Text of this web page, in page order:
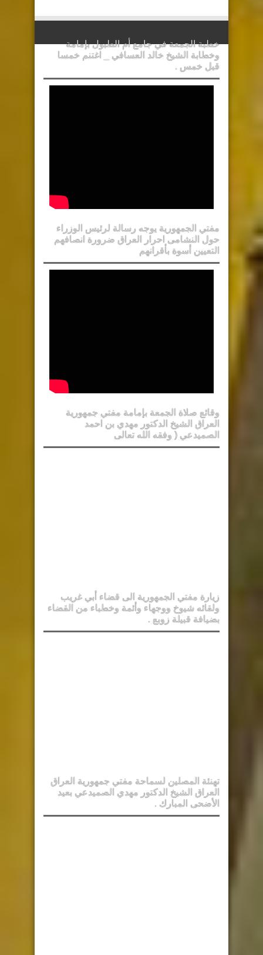
خطبة الجمعة في جامع أم الطبول بإمامة
وخطابة الشيخ خالد العسافي _ اغتنم خمسا
قبل خمس .
مفتي الجمهورية يوجه رسالة لرئيس الوزراء
حول النشامى احرار العراق ضرورة انصافهم
التعيين أسوة بأقرانهم
وقائع صلاة الجمعة بإمامة مفتي جمهورية
العراق الشيخ الدكتور مهدي بن احمد
الصميدعي ( وفقه الله تعالى
زيارة مفتي الجمهورية الى قضاء أبي غريب
ولقائه شيوخ ووجهاء وأئمة وخطباء من القضاء
بضيافة قبيلة زوبع .
تهنئة المصلين لسماحة مفتي جمهورية العراق
العراق الشيخ الدكتور مهدي الصميدعي بعيد
الأضحى المبارك .